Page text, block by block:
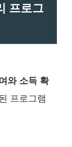
프로그
와 소득 확
프로그램